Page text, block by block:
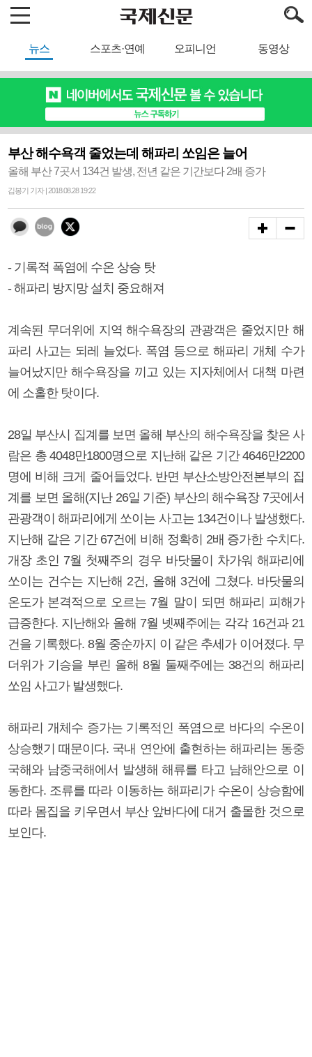
뉴스 스포츠·연예 오피니언 동영상
부산 해수욕객 줄었는데 해파리 쏘임은 늘어
올해 부산 7곳서 134건 발생, 전년 같은 기간보다 2배 증가
김봉기 기자 | 2018.08.28 19:22
- 기록적 폭염에 수온 상승 탓
- 해파리 방지망 설치 중요해져
계속된 무더위에 지역 해수욕장의 관광객은 줄었지만 해
파리 사고는 되레 늘었다. 폭염 등으로 해파리 개체 수가
늘어났지만 해수욕장을 끼고 있는 지자체에서 대책 마련
에 소홀한 탓이다.
28일 부산시 집계를 보면 올해 부산의 해수욕장을 찾은 사
람은 총 4048만1800명으로 지난해 같은 기간 4646만2200
명에 비해 크게 줄어들었다. 반면 부산소방안전본부의 집
계를 보면 올해(지난 26일 기준) 부산의 해수욕장 7곳에서
관광객이 해파리에게 쏘이는 사고는 134건이나 발생했다.
지난해 같은 기간 67건에 비해 정확히 2배 증가한 수치다.
개장 초인 7월 첫째주의 경우 바닷물이 차가워 해파리에
쏘이는 건수는 지난해 2건, 올해 3건에 그쳤다. 바닷물의
온도가 본격적으로 오르는 7월 말이 되면 해파리 피해가
급증한다. 지난해와 올해 7월 넷째주에는 각각 16건과 21
건을 기록했다. 8월 중순까지 이 같은 추세가 이어졌다. 무
더위가 기승을 부린 올해 8월 둘째주에는 38건의 해파리
쏘임 사고가 발생했다.
해파리 개체수 증가는 기록적인 폭염으로 바다의 수온이
상승했기 때문이다. 국내 연안에 출현하는 해파리는 동중
국해와 남중국해에서 발생해 해류를 타고 남해안으로 이
동한다. 조류를 따라 이동하는 해파리가 수온이 상승함에
따라 몸집을 키우면서 부산 앞바다에 대거 출몰한 것으로
보인다.